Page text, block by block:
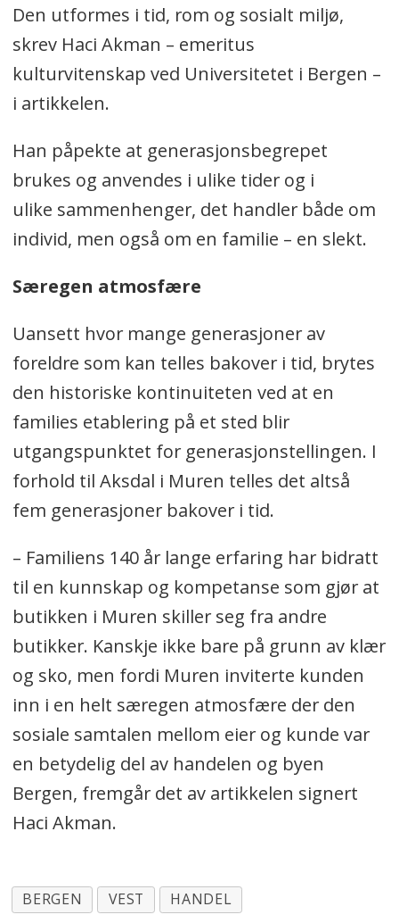
Den utformes i tid, rom og sosialt miljø,
skrev Haci Akman – emeritus
kulturvitenskap ved Universitetet i Bergen –
i artikkelen.
Han påpekte at generasjonsbegrepet
brukes og anvendes i ulike tider og i
ulike sammenhenger, det handler både om
individ, men også om en familie – en slekt.
Særegen atmosfære
Uansett hvor mange generasjoner av
foreldre som kan telles bakover i tid, brytes
den historiske kontinuiteten ved at en
families etablering på et sted blir
utgangspunktet for generasjonstellingen. I
forhold til Aksdal i Muren telles det altså
fem generasjoner bakover i tid.
– Familiens 140 år lange erfaring har bidratt
til en kunnskap og kompetanse som gjør at
butikken i Muren skiller seg fra andre
butikker. Kanskje ikke bare på grunn av klær
og sko, men fordi Muren inviterte kunden
inn i en helt særegen atmosfære der den
sosiale samtalen mellom eier og kunde var
en betydelig del av handelen og byen
Bergen, fremgår det av artikkelen signert
Haci Akman.
BERGEN VEST HANDEL